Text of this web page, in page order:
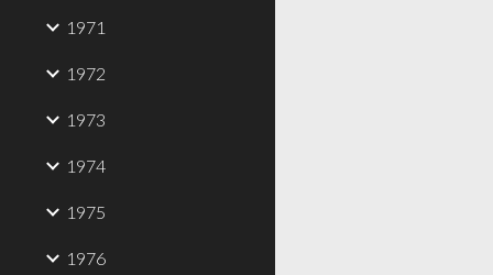
1971
1972
1973
1974
1975
1976